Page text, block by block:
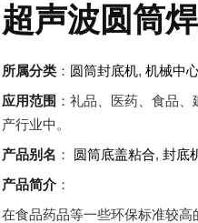
超声波圆筒
所属分类 ： 圆筒封底机,机械中
应用范围 ：礼品、医药、食品
产行业中。
产品别名 ： 圆筒底盖粘合,封底
产品简介：
在食品药品等一些环保标准较